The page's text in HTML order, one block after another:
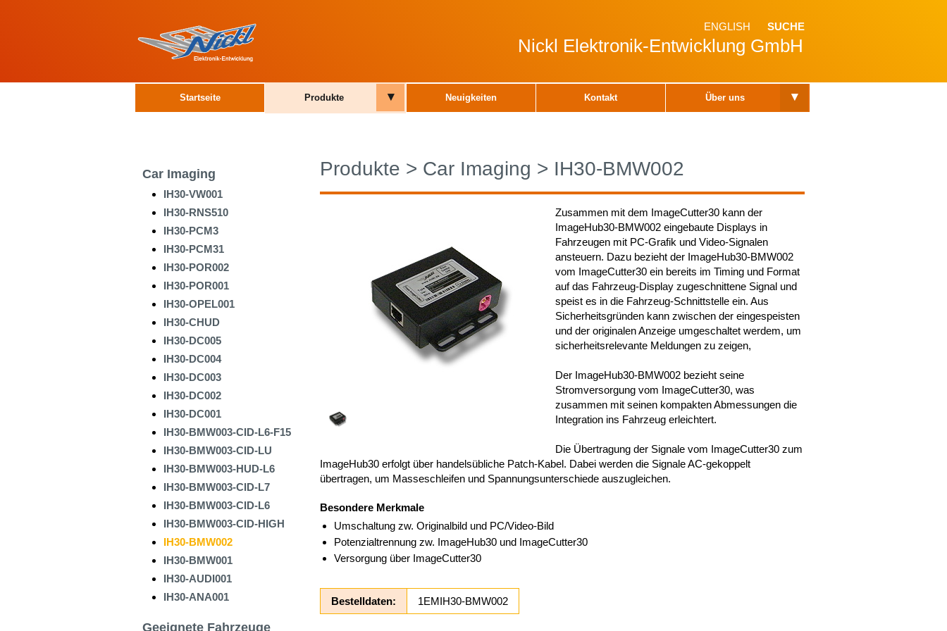
ENGLISH SUCHE
Nickl Elektronik-Entwicklung GmbH
Startseite Produkte ▾ Neuigkeiten Kontakt Über uns ▾
Car Imaging
IH30-VW001
IH30-RNS510
IH30-PCM3
IH30-PCM31
IH30-POR002
IH30-POR001
IH30-OPEL001
IH30-CHUD
IH30-DC005
IH30-DC004
IH30-DC003
IH30-DC002
IH30-DC001
IH30-BMW003-CID-L6-F15
IH30-BMW003-CID-LU
IH30-BMW003-HUD-L6
IH30-BMW003-CID-L7
IH30-BMW003-CID-L6
IH30-BMW003-CID-HIGH
IH30-BMW002
IH30-BMW001
IH30-AUDI001
IH30-ANA001
Geeignete Fahrzeuge
Produkte > Car Imaging > IH30-BMW002
Zusammen mit dem ImageCutter30 kann der
ImageHub30-BMW002 eingebaute Displays in
Fahrzeugen mit PC-Grafik und Video-Signalen
ansteuern. Dazu bezieht der ImageHub30-BMW002
vom ImageCutter30 ein bereits im Timing und Format
auf das Fahrzeug-Display zugeschnittene Signal und
speist es in die Fahrzeug-Schnittstelle ein. Aus
Sicherheitsgründen kann zwischen der eingespeisten
und der originalen Anzeige umgeschaltet werdem, um
sicherheitsrelevante Meldungen zu zeigen,
Der ImageHub30-BMW002 bezieht seine
Stromversorgung vom ImageCutter30, was
zusammen mit seinen kompakten Abmessungen die
Integration ins Fahrzeug erleichtert.
Die Übertragung der Signale vom ImageCutter30 zum
ImageHub30 erfolgt über handelsübliche Patch-Kabel. Dabei werden die Signale AC-gekoppelt
übertragen, um Masseschleifen und Spannungsunterschiede auszugleichen.
Besondere Merkmale
Umschaltung zw. Originalbild und PC/Video-Bild
Potenzialtrennung zw. ImageHub30 und ImageCutter30
Versorgung über ImageCutter30
Bestelldaten: 1EMIH30-BMW002